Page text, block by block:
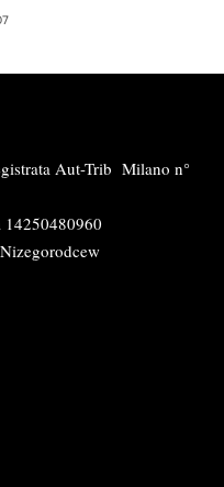
Aut-Trib Milano n°
14250480960